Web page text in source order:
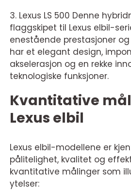
3. Lexus LS 500 Denne
flaggskipet til Lexus elbil-
enestående prestasjoner og
har et elegant design,
akselerasjon og en rekke
teknologiske funksjoner.
Kvantitative
Lexus elbil
Lexus elbil-modellene er
pålitelighet, kvalitet og
kvantitative målinger som
ytelser: